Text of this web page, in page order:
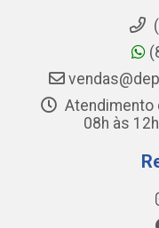
Atendimento
08h às